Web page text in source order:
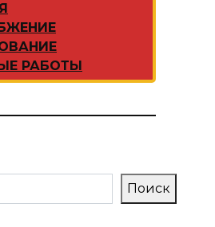
РАБОТЫ
Поиск